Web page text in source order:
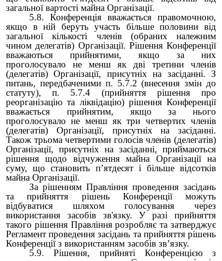
загальної вартості майна Організації.
5.8. Конференція вважається правомочною,
якщо в ній беруть участь більше половини від
загальної кількості членів (обраних належним
чином делегатів) Організації. Рішення Конференції
вважаються прийнятими, якщо за них
проголосувало не менш як дві третини членів
(делегатів) Організації, присутніх на засіданні. З
питань, передбаченими п. 5.7.2 (внесення змін до
статуту), п. 5.7.4 (прийняття рішення про
реорганізацію та ліквідацію) рішення Конференції
вважається прийнятим, якщо за нього
проголосувало не менш як три четвертих членів
(делегатів) Організації, присутніх на засіданні.
Також трьома четвертими голосів членів (делегатів)
Організації, присутніх на засіданні, приймаються
рішення щодо відчуження майна Організації на
суму, що становить п’ятдесят і більше відсотків
майна Організації.
За рішенням Правління проведення засідань
та прийняття рішень Конференції можуть
відбуватися шляхом голосування через
використання засобів зв'язку. У разі прийняття
такого рішення Правління розробляє та затверджує
Регламент проведення засідань та прийняття рішень
Конференції з використанням засобів зв’язку.
5.9. Рішення, прийняті Конференцією з